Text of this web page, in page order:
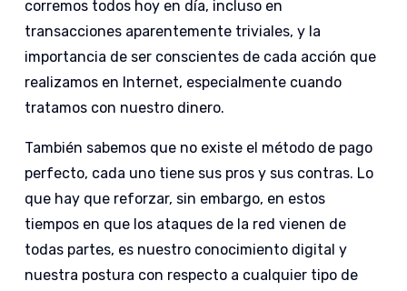
corremos todos hoy en día, incluso en
transacciones aparentemente triviales, y la
importancia de ser conscientes de cada acción que
realizamos en Internet, especialmente cuando
tratamos con nuestro dinero.
También sabemos que no existe el método de pago
perfecto, cada uno tiene sus pros y sus contras. Lo
que hay que reforzar, sin embargo, en estos
tiempos en que los ataques de la red vienen de
todas partes, es nuestro conocimiento digital y
nuestra postura con respecto a cualquier tipo de